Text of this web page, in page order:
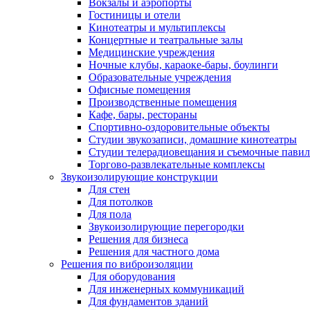
Вокзалы и аэропорты
Гостиницы и отели
Кинотеатры и мультиплексы
Концертные и театральные залы
Медицинские учреждения
Ночные клубы, караоке-бары, боулинги
Образовательные учреждения
Офисные помещения
Производственные помещения
Кафе, бары, рестораны
Спортивно-оздоровительные объекты
Студии звукозаписи, домашние кинотеатры
Студии телерадиовещания и съемочные
Торгово-развлекательные комплексы
Звукоизолирующие конструкции
Для стен
Для потолков
Для пола
Звукоизолирующие перегородки
Решения для бизнеса
Решения для частного дома
Решения по виброизоляции
Для оборудования
Для инженерных коммуникаций
Для фундаментов зданий